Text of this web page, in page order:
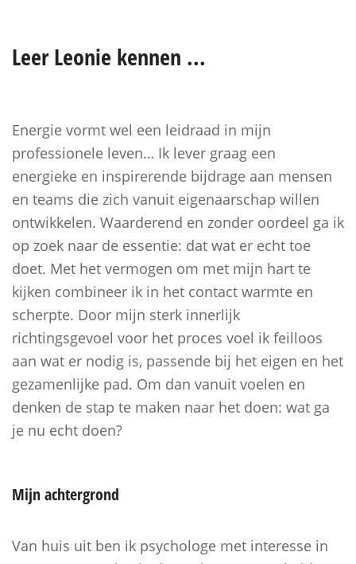
LeerLeonie kennen ...
Energie vormt wel een leidraad in mijn
professionele leven… Ik lever graag een
energieke en inspirerende bijdrage aan mensen
en teams die zich vanuit eigenaarschap willen
ontwikkelen. Waarderend en zonder oordeel ga ik
op zoek naar de essentie: dat wat er echt toe
doet. Met het vermogen om met mijn hart te
kijken combineer ik in het contact warmte en
scherpte. Door mijn sterk innerlijk
richtingsgevoel voor het proces voel ik feilloos
aan wat er nodig is, passende bij het eigen en het
gezamenlijke pad. Om dan vanuit voelen en
denken de stap te maken naar het doen: wat ga
je nu echt doen?
Mijnachtergrond
Van huis uit ben ik psychologe met interesse in